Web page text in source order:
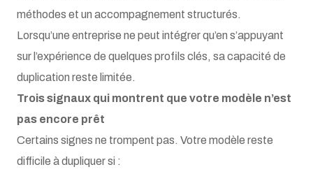
méthodes et un accompagnement structurés.
Lorsqu’une entreprise ne peut intégrer qu’en s’appuyant
sur l’expérience de quelques profils clés, sa capacité de
duplication reste limitée.
Trois signaux qui montrent que votre modèle n’est
pas encore prêt
Certains signes ne trompent pas. Votre modèle reste
difficile à dupliquer si :